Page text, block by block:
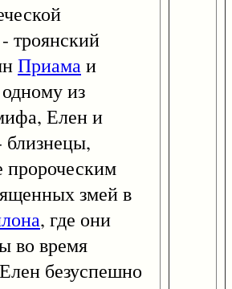
троянский
Приамаи
из
Елен и
близнецы,
пророческим
змей в
, где они
во время
безуспешно